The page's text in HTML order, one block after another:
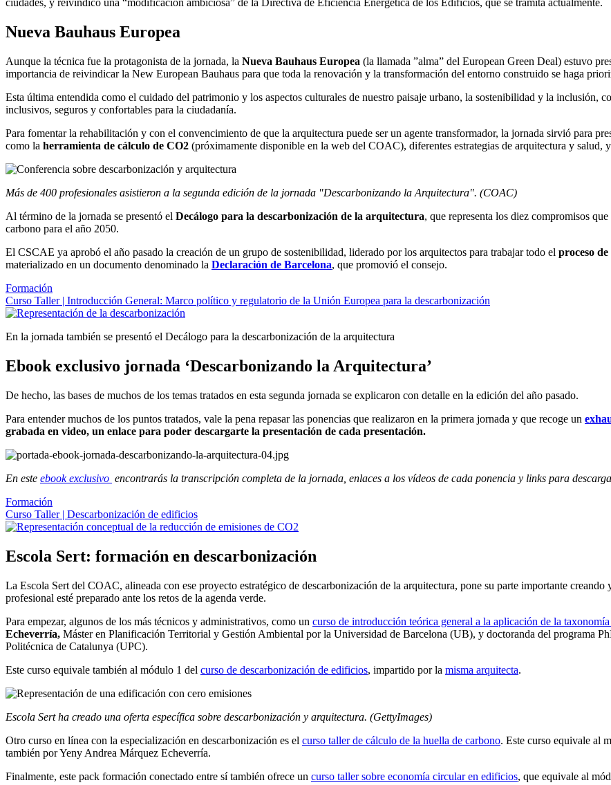
ciudades, y reivindicó una “modificación ambiciosa” de la Directiva de Eficiencia Energética de los Edificios, que se tramita actualmente.
Nueva Bauhaus Europea
Aunque la técnica fue la protagonista de la jornada, la Nueva Bauhaus Europea (la llamada ”alma” del European Green Deal) estuvo
importancia de reivindicar la New European Bauhaus para que toda la renovación y la transformación del entorno construido se haga
Esta última entendida como el cuidado del patrimonio y los aspectos culturales de nuestro paisaje urbano, la sostenibilidad y la inclusión,
inclusivos, seguros y confortables para la ciudadanía.
Para fomentar la rehabilitación y con el convencimiento de que la arquitectura puede ser un agente transformador, la jornada sirvió para
como la herramienta de cálculo de CO2 (próximamente disponible en la web del COAC), diferentes estrategias de arquitectura y salud,
Más de 400 profesionales asistieron a la segunda edición de la jornada "Descarbonizando la Arquitectura". (COAC)
Al término de la jornada se presentó el Decálogo para la descarbonización de la arquitectura, que representa los diez compromisos
carbono para el año 2050.
El CSCAE ya aprobó el año pasado la creación de un grupo de sostenibilidad, liderado por los arquitectos para trabajar todo el proceso
materializado en un documento denominado la Declaración de Barcelona, que promovió el consejo.
Formación
Curso Taller | Introducción General: Marco político y regulatorio de la Unión Europea para la descarbonización
En la jornada también se presentó el Decálogo para la descarbonización de la arquitectura
Ebook exclusivo jornada ‘Descarbonizando la Arquitectura’
De hecho, las bases de muchos de los temas tratados en esta segunda jornada se explicaron con detalle en la edición del año pasado.
Para entender muchos de los puntos tratados, vale la pena repasar las ponencias que realizaron en la primera jornada y que recoge un
grabada en video, un enlace para poder descargarte la presentación de cada presentación.
En este ebook exclusivo encontrarás la transcripción completa de la jornada, enlaces a los vídeos de cada ponencia y links para
Formación
Curso Taller | Descarbonización de edificios
Escola Sert: formación en descarbonización
La Escola Sert del COAC, alineada con ese proyecto estratégico de descarbonización de la arquitectura, pone su parte importante creando
profesional esté preparado ante los retos de la agenda verde.
Para empezar, algunos de los más técnicos y administrativos, como un curso de introducción teórica general a la aplicación de la
Echeverría, Máster en Planificación Territorial y Gestión Ambiental por la Universidad de Barcelona (UB), y doctoranda del programa
Politécnica de Catalunya (UPC).
Este curso equivale también al módulo 1 del curso de descarbonización de edificios, impartido por la misma arquitecta.
Escola Sert ha creado una oferta específica sobre descarbonización y arquitectura. (GettyImages)
Otro curso en línea con la especialización en descarbonización es el curso taller de cálculo de la huella de carbono. Este curso equivale al
también por Yeny Andrea Márquez Echeverría.
Finalmente, este pack formación conectado entre sí también ofrece un curso taller sobre economía circular en edificios, que equivale al